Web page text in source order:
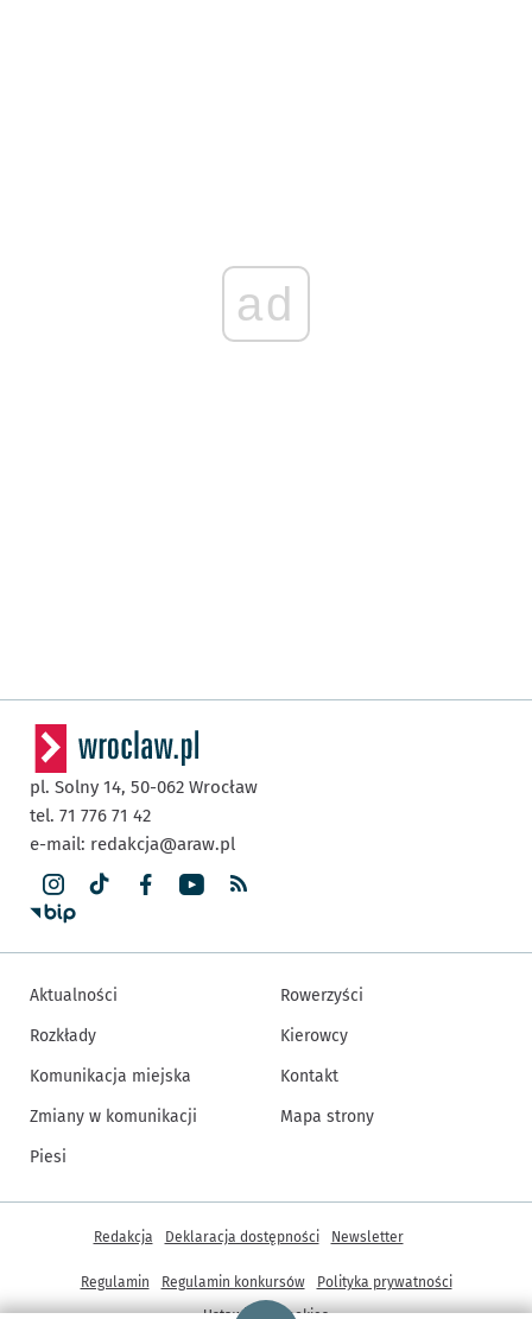
ad
Strona główna - wroclaw.pl
pl. Solny 14, 50-062 Wrocław
tel. 71 776 71 42
e-mail: redakcja@araw.pl
Aktualności
Rozkłady
Komunikacja miejska
Zmiany w komunikacji
Piesi
Rowerzyści
Kierowcy
Kontakt
Mapa strony
Inne informacje
Redakcja Deklaracja dostępności Newsletter
Regulamin Regulamin konkursów
Polityka prywatności
Ustawienia cookies